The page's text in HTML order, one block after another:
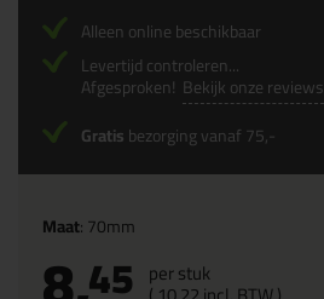
Maat: 70mm
45 per stuk
Alleen online beschikbaar
Levertijd controleren...
Afgesproken! Bekijk onze reviews
Gratisbezorging vanaf 75,-